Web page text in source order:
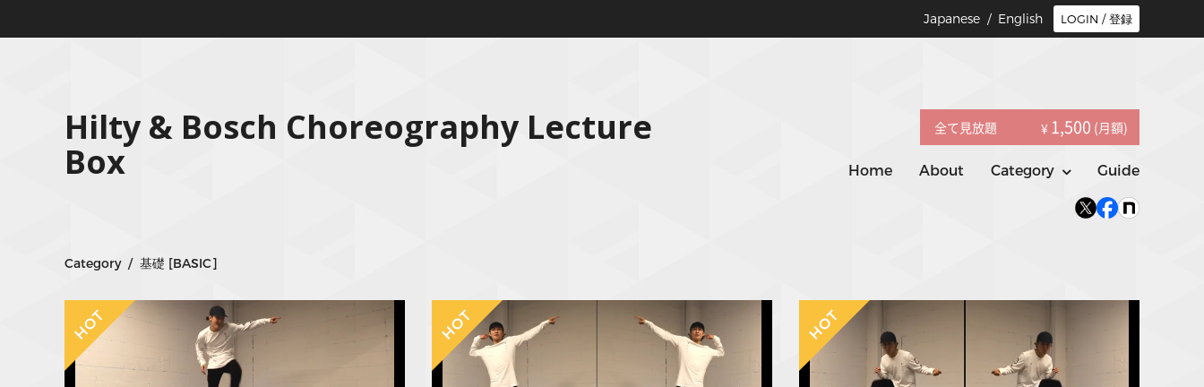
LOGIN / 登録
Japanese / English
Hilty & Bosch Choreography Lecture
Box
全て見放題 ¥ 1,500 (月額)
Home About Category Guide
Category / 基礎 [BASIC]